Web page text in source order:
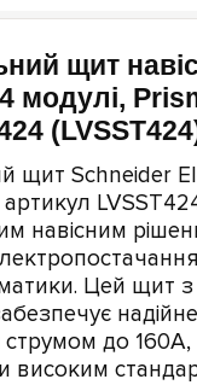
щит
модулі,
щит Schneider
навісним
Цей щит
струмом до 160А,
високим